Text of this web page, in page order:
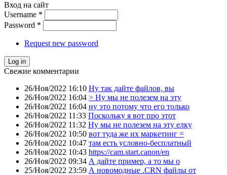
Вход на сайт
Username *
Password *
Request new password
Свежие комментарии
26/Ноя/2022 16:10 Ну так дайте файлов, вы
26/Ноя/2022 16:04 > Ну мы не полезем на эту
26/Ноя/2022 16:04 ну это потому что его только
26/Ноя/2022 11:33 Поскольку я вот про этот
26/Ноя/2022 11:32 Ну мы не полезем на эту елку
26/Ноя/2022 10:50 вот туда же их маркетинг =
26/Ноя/2022 10:47 там есть условно-бесплатный
26/Ноя/2022 10:43 https://cam.start.canon/en
26/Ноя/2022 09:34 А дайте пример, а то мы о
25/Ноя/2022 23:59 А новомодные .CRN файлы от